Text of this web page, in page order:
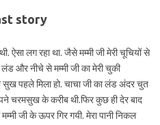
story
ऐसा लग रहा था. जैसे मम्मी जी मेरी चूचियों से
लंड और नीचे से मम्मी जी का मेरी चुकी
सुख पहले मिला हो. चाचा जी का लंड अंदर चुत
चरमसुख के करीब थी.फिर कुछ ही देर बाद
जी के ऊपर गिर गयी. मेरा पानी निकल